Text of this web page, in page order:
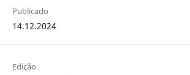
Publicado
14.12.2024
Edição